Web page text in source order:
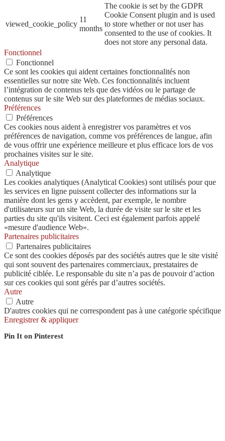
viewed_cookie_policy
11
months
The cookie is set by the GDPR
Cookie Consent plugin and is used
to store whether or not user has
consented to the use of cookies. It
does not store any personal data.
Fonctionnel
Fonctionnel
Ce sont les cookies qui aident certaines fonctionnalités non
essentielles sur notre site Web. Ces fonctionnalités incluent
l’intégration de contenus tels que des vidéos ou le partage de
contenus sur le site Web sur des plateformes de médias sociaux.
Préférences
Préférences
Ces cookies nous aident à enregistrer vos paramètres et vos
préférences de navigation, comme vos préférences de langue, afin
de vous offrir une expérience meilleure et plus efficace lors de vos
prochaines visites sur le site.
Analytique
Analytique
Les cookies analytiques (Analytical Cookies) sont utilisés pour que
les services en ligne puissent collecter des informations sur la
manière dont les gens y accèdent, par exemple, le nombre
d'utilisateurs sur un site Web, la durée de visite sur le site et les
parties du site qu'ils visitent. Ceci est également parfois appelé
«mesure d'audience Web».
Partenaires publicitaires
Partenaires publicitaires
Ce sont des cookies déposés par des sociétés autres que le site visité
qui sont souvent des partenaires commerciaux, prestataires de
publicité ciblée. Le responsable du site n’a pas de pouvoir d’action
sur ces cookies qui sont gérés par d’autres sociétés.
Autre
Autre
D'autres cookies qui ne correspondent pas à une catégorie spécifique
Enregistrer & appliquer
Pin It on Pinterest